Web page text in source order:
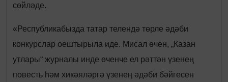
сөйләде.
«Республикабызда татар телендә төрле әдәби
конкурслар оештырыла иде. Мисал өчен, „Казан
утлары“ журналы инде өченче ел рәттән үзенең
повесть һәм хикәяләргә үзенең әдәби бәйгесен